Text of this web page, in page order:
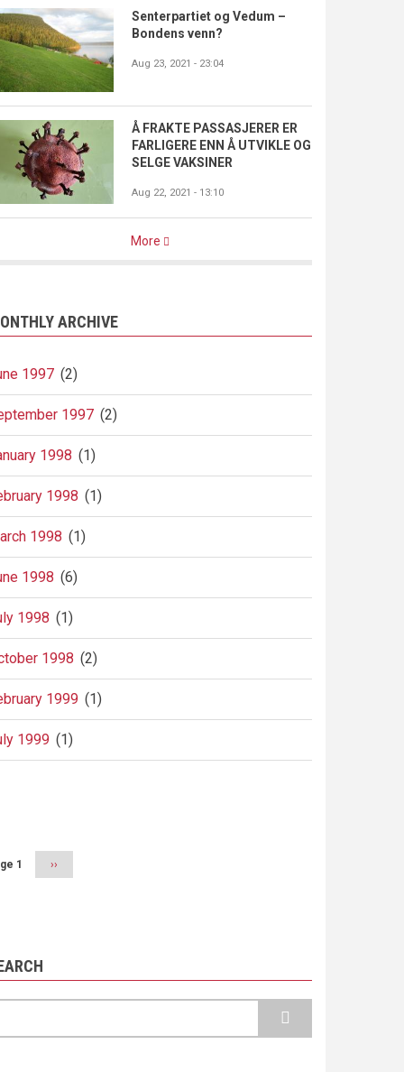
Senterpartiet og Vedum –
Bondens venn?
Aug 23, 2021 - 23:04
Å FRAKTE PASSASJERER ER
FARLIGERE ENN Å UTVIKLE OG
SELGE VAKSINER
Aug 22, 2021 - 13:10
More
ARCHIVE
1997 (2)
1997 (2)
1998 (1)
1998 (1)
1998 (1)
1998 (6)
1998 (1)
1998 (2)
1999 (1)
1999 (1)
1
Next
page
››